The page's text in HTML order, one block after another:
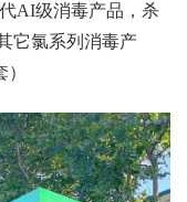
AI级消毒产品，杀
它氯系列消毒产